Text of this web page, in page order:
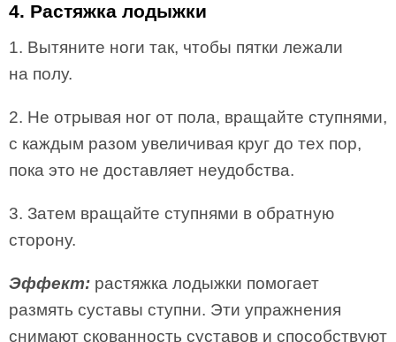
4. Растяжка лодыжки
1. Вытяните ноги так, чтобы пятки лежали
на полу.
2. Не отрывая ног от пола, вращайте ступнями,
с каждым разом увеличивая круг до тех пор,
пока это не доставляет неудобства.
3. Затем вращайте ступнями в обратную
сторону.
Эффект: растяжка лодыжки помогает
размять суставы ступни. Эти упражнения
снимают скованность суставов и способствуют